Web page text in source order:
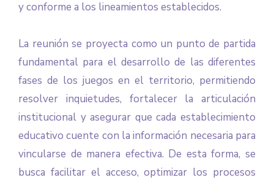
y conforme a los lineamientos establecidos.
La reunión se proyecta como un punto de partida
fundamental para el desarrollo de las diferentes
fases de los juegos en el territorio, permitiendo
resolver inquietudes, fortalecer la articulación
institucional y asegurar que cada establecimiento
educativo cuente con la información necesaria para
vincularse de manera efectiva. De esta forma, se
busca facilitar el acceso, optimizar los procesos